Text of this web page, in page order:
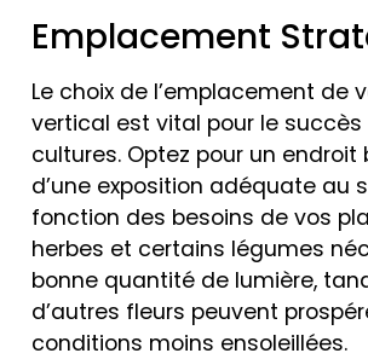
Emplacement
Le choix de l’emplacement de
vertical est vital pour le succès
cultures. Optez pour un
d’une exposition adéquate au
fonction des besoins de vos
herbes et certains légumes
bonne quantité de lumière,
d’autres fleurs peuvent
conditions moins ensoleillées.